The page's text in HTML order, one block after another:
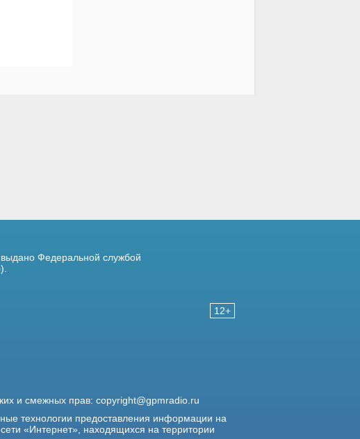
12+
выдано Федеральной службой
и смежных прав: copyright@gpmradio.ru
технологии предоставления информации на
«Интернет», находящихся на территории